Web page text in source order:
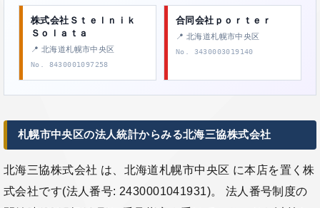
株式会社Ｓｔｅｌｎｉｋ
Ｓｏｌａｔａ
📍 北海道札幌市中央区
No. 8430001097258
合同会社ｐｏｒｔｅｒ
📍 北海道札幌市中央区
No. 3430003019140
札幌市中央区の法人統計からみる北海三協株式会社
北海三協株式会社 は、北海道札幌市中央区 に本店を置く株
式会社です(法人番号: 2430001041931)。 法人番号制度の